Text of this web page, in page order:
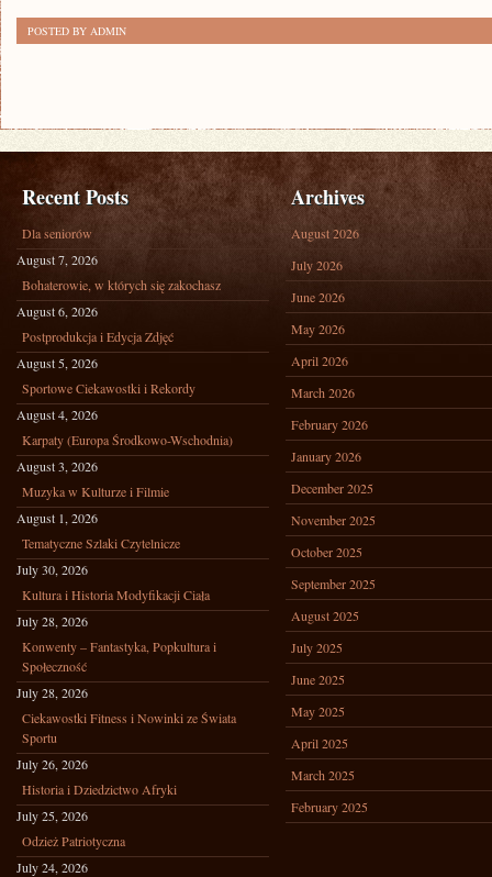
POSTED BY ADMIN
Recent Posts
Dla seniorów
August 7, 2026
Bohaterowie, w których się zakochasz
August 6, 2026
Postprodukcja i Edycja Zdjęć
August 5, 2026
Sportowe Ciekawostki i Rekordy
August 4, 2026
Karpaty (Europa Środkowo-Wschodnia)
August 3, 2026
Muzyka w Kulturze i Filmie
August 1, 2026
Tematyczne Szlaki Czytelnicze
July 30, 2026
Kultura i Historia Modyfikacji Ciała
July 28, 2026
Konwenty – Fantastyka, Popkultura i
Społeczność
July 28, 2026
Ciekawostki Fitness i Nowinki ze Świata
Sportu
July 26, 2026
Historia i Dziedzictwo Afryki
July 25, 2026
Odzież Patriotyczna
July 24, 2026
Archives
August 2026
July 2026
June 2026
May 2026
April 2026
March 2026
February 2026
January 2026
December 2025
November 2025
October 2025
September 2025
August 2025
July 2025
June 2025
May 2025
April 2025
March 2025
February 2025